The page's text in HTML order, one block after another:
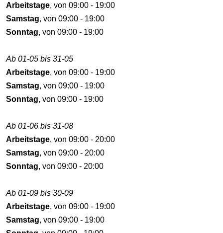
Arbeitstage, von 09:00 - 19:00
Samstag, von 09:00 - 19:00
Sonntag, von 09:00 - 19:00
Ab 01-05 bis 31-05
Arbeitstage, von 09:00 - 19:00
Samstag, von 09:00 - 19:00
Sonntag, von 09:00 - 19:00
Ab 01-06 bis 31-08
Arbeitstage, von 09:00 - 20:00
Samstag, von 09:00 - 20:00
Sonntag, von 09:00 - 20:00
Ab 01-09 bis 30-09
Arbeitstage, von 09:00 - 19:00
Samstag, von 09:00 - 19:00